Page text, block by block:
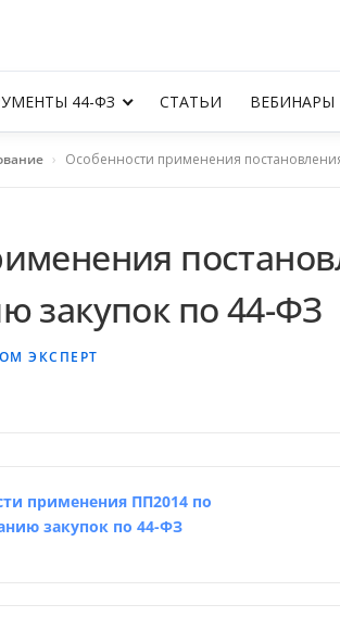
44-ФЗ СТАТЬИ ВЕБИНАРЫ
› Особенности применения
закупок по 44-ФЗ
ЭКСПЕРТ
применения ПП2014 по
закупок по 44-ФЗ